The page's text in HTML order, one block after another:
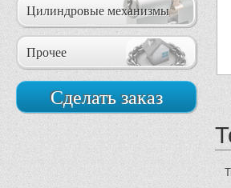
Цилиндровые механизмы
Прочее
Сделать заказ